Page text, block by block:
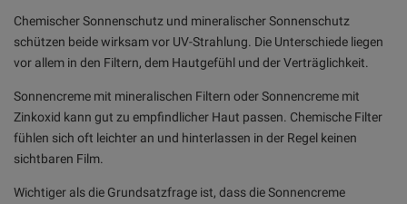
Chemischer Sonnenschutz und mineralischer Sonnenschutz
schützen beide wirksam vor UV-Strahlung. Die Unterschiede liegen
vor allem in den Filtern, dem Hautgefühl und der Verträglichkeit.
Sonnencreme mit mineralischen Filtern oder Sonnencreme mit
Zinkoxid kann gut zu empfindlicher Haut passen. Chemische Filter
fühlen sich oft leichter an und hinterlassen in der Regel keinen
sichtbaren Film.
Wichtiger als die Grundsatzfrage ist, dass die Sonnencreme